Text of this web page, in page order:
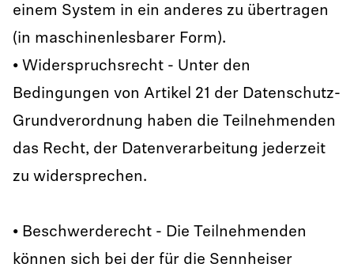
einem System in ein anderes zu übertragen
(in maschinenlesbarer Form).
• Widerspruchsrecht - Unter den
Bedingungen von Artikel 21 der Datenschutz-
Grundverordnung haben die Teilnehmenden
das Recht, der Datenverarbeitung jederzeit
zu widersprechen.
• Beschwerderecht - Die Teilnehmenden
können sich bei der für die Sennheiser